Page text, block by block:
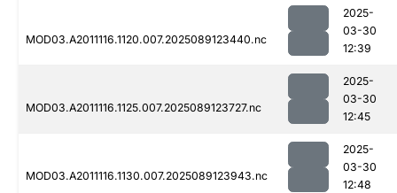
MOD03.A2011116.1120.007.2025089123440.nc
2025-
03-30
12:39
MOD03.A2011116.1125.007.2025089123727.nc
2025-
03-30
12:45
MOD03.A2011116.1130.007.2025089123943.nc
2025-
03-30
12:48